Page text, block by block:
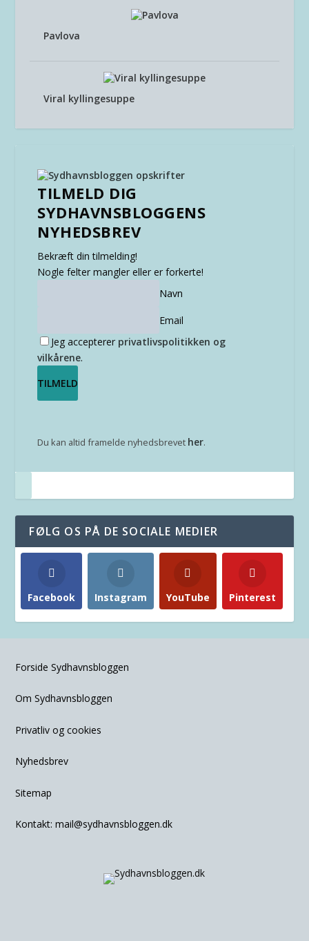
Pavlova
Viral kyllingesuppe
TILMELD DIG
SYDHAVNSBLOGGENS
NYHEDSBREV
Bekræft din tilmelding!
Nogle felter mangler eller er forkerte!
Navn
Email
Jeg accepterer privatlivspolitikken og
vilkårene.
Du kan altid framelde nyhedsbrevet her.
FØLG OS PÅ DE SOCIALE MEDIER
Facebook Instagram YouTube Pinterest
Forside Sydhavnsbloggen
Om Sydhavnsbloggen
Privatliv og cookies
Nyhedsbrev
Sitemap
Kontakt:mail@sydhavnsbloggen.dk